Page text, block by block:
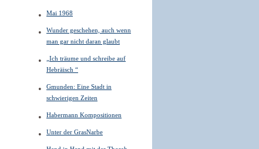
Mai 1968
Wunder geschehen, auch wenn
man gar nicht daran glaubt
„Ich träume und schreibe auf
Hebräisch “
Gmunden: Eine Stadt in
schwierigen Zeiten
Habermann Kompositionen
Unter der GrasNarbe